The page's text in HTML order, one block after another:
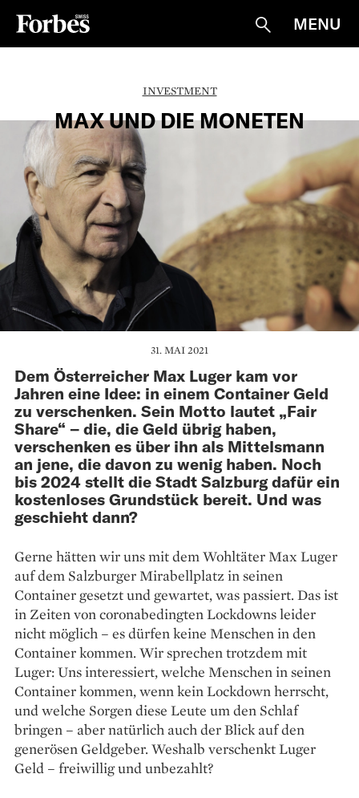
Suche
MENU
INVESTMENT
MAX UND DIE MONETEN
31. MAI 2021
Dem Österreicher Max Luger kam vor
Jahren eine Idee: in einem Container Geld
zu verschenken. Sein Motto lautet „Fair
Share“ – die, die Geld übrig haben,
verschenken es über ihn als Mittelsmann
an jene, die davon zu wenig haben. Noch
bis 2024 stellt die Stadt Salzburg dafür ein
kostenloses Grundstück bereit. Und was
geschieht dann?
Gerne hätten wir uns mit dem Wohl­täter Max Luger
auf dem Salzburger Mirabellplatz in seinen
Container gesetzt und gewartet, was passiert. Das ist
in Zeiten von coronabedingten Lockdowns leider
nicht möglich – es dürfen keine Menschen in den
Container kommen. Wir sprechen trotzdem mit
Luger: Uns interessiert, welche ­Menschen in seinen
Container kommen, wenn kein Lockdown herrscht,
und welche Sorgen diese Leute um den Schlaf
bringen – aber natürlich auch der Blick auf den
generösen Geldgeber. Weshalb verschenkt Luger
Geld – freiwillig und un­bezahlt?